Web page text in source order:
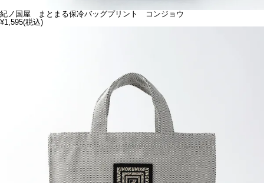
紀ノ国屋 まとまる保冷バッグプリント コンジョウ
¥1,595(税込)